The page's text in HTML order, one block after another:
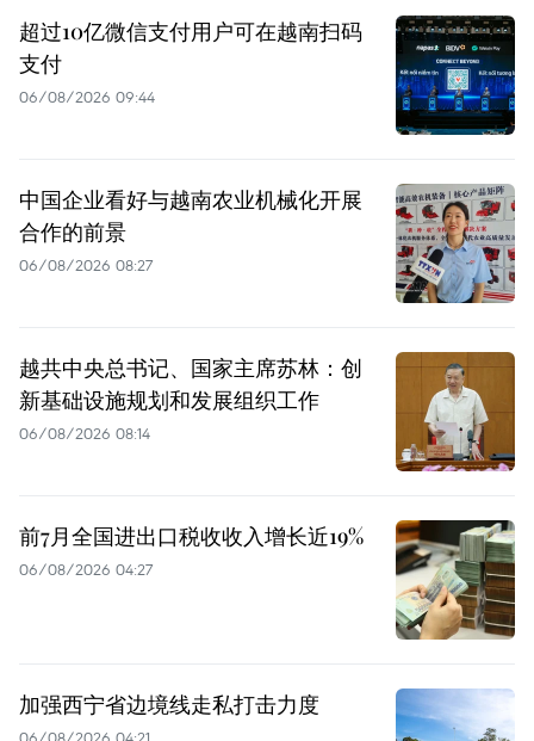
超过10亿微信支付用户可在越南扫码
支付
06/08/2026 09:44
中国企业看好与越南农业机械化开展
合作的前景
06/08/2026 08:27
越共中央总书记、国家主席苏林：创
新基础设施规划和发展组织工作
06/08/2026 08:14
前7月全国进出口税收收入增长近19%
06/08/2026 04:27
加强西宁省边境线走私打击力度